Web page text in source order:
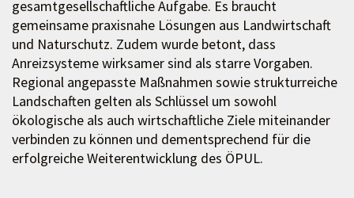
gesamtgesellschaftliche Aufgabe. Es braucht
gemeinsame praxisnahe Lösungen aus Landwirtschaft
und Naturschutz. Zudem wurde betont, dass
Anreizsysteme wirksamer sind als starre Vorgaben.
Regional angepasste Maßnahmen sowie strukturreiche
Landschaften gelten als Schlüssel um sowohl
ökologische als auch wirtschaftliche Ziele miteinander
verbinden zu können und dementsprechend für die
erfolgreiche Weiterentwicklung des ÖPUL.